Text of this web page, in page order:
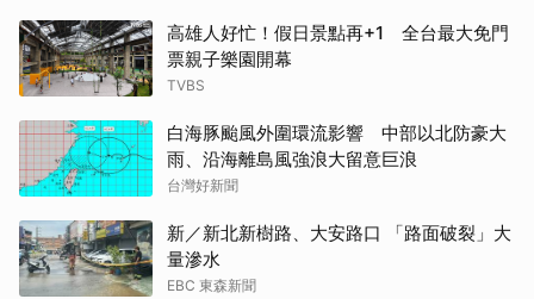
高雄人好忙！假日景點再+1 全台最大免門
票親子樂園開幕
TVBS
白海豚颱風外圍環流影響 中部以北防豪大
雨、沿海離島風強浪大留意巨浪
台灣好新聞
新／新北新樹路、大安路口 「路面破裂」大
量滲水
EBC 東森新聞